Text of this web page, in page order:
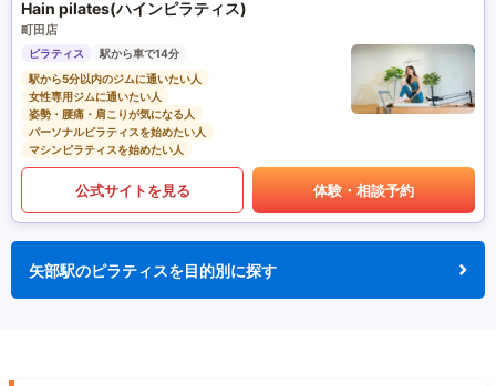
Hain pilates(ハインピラティス)
町田店
ピラティス
駅から車で14分
駅から5分以内のジムに通いたい人
女性専用ジムに通いたい人
姿勢・腰痛・肩こりが気になる人
パーソナルピラティスを始めたい人
マシンピラティスを始めたい人
公式サイトを見る 体験・相談予約
矢部駅のピラティスを目的別に探す